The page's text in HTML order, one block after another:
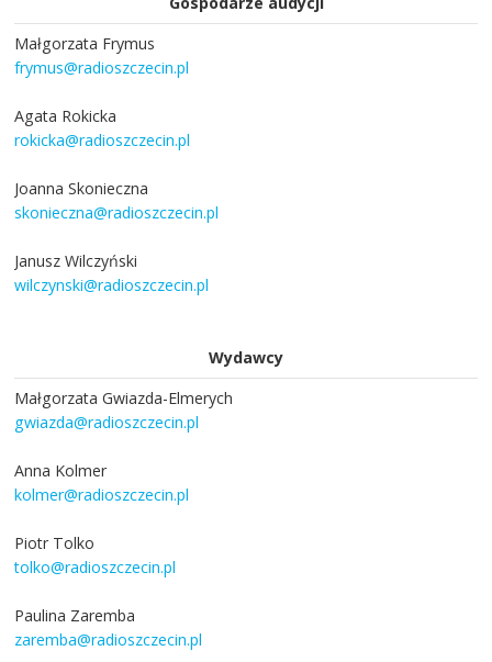
Małgorzata Frymus
frymus@radioszczecin.pl
Agata Rokicka
rokicka@radioszczecin.pl
Joanna Skonieczna
skonieczna@radioszczecin.pl
Janusz Wilczyński
wilczynski@radioszczecin.pl
Wydawcy
Małgorzata Gwiazda-Elmerych
gwiazda@radioszczecin.pl
Anna Kolmer
kolmer@radioszczecin.pl
Piotr Tolko
tolko@radioszczecin.pl
Paulina Zaremba
zaremba@radioszczecin.pl